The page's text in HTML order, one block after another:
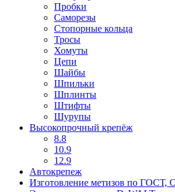
Пробки
Саморезы
Стопорные кольца
Тросы
Хомуты
Цепи
Шайбы
Шпильки
Шплинты
Штифты
Шурупы
Высокопрочный крепёж
8.8
10.9
12.9
Автокрепеж
Изготовление метизов по ГОСТ,